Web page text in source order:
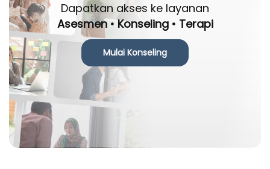
Dapatkan akses ke layanan
Asesmen • Konseling • Terapi
Mulai Konseling